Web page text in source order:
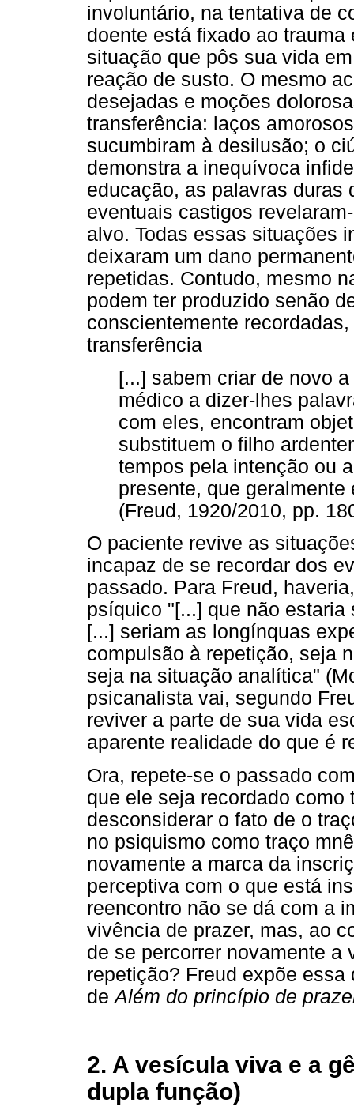
involuntário, na tentativa de
doente está fixado ao
situação que pôs sua vida
reação de susto. O mesmo
desejadas e moções
transferência: laços
sucumbiram à desilusão; o
demonstra a inequívoca
educação, as palavras duras
eventuais castigos
alvo. Todas essas situações
deixaram um dano
repetidas. Contudo, mesmo
podem ter produzido senão
conscientemente
transferência
[...] sabem criar de novo
médico a dizer-lhes
com eles, encontram
substituem o filho
tempos pela intenção ou
presente, que
(Freud, 1920/2010, pp.
O paciente revive as
incapaz de se recordar dos
passado. Para Freud,
psíquico "[...] que não
[...] seriam as longínquas
compulsão à repetição, seja
seja na situação analítica"
psicanalista vai, segundo
reviver a parte de sua vida
aparente realidade do que é
Ora, repete-se o passado
que ele seja recordado como
desconsiderar o fato de o
no psiquismo como traço
novamente a marca da
perceptiva com o que está
reencontro não se dá com a
vivência de prazer, mas, ao
de se percorrer novamente a
repetição? Freud expõe
deAlém do princípio de
2. A vesícula viva e a
dupla função)